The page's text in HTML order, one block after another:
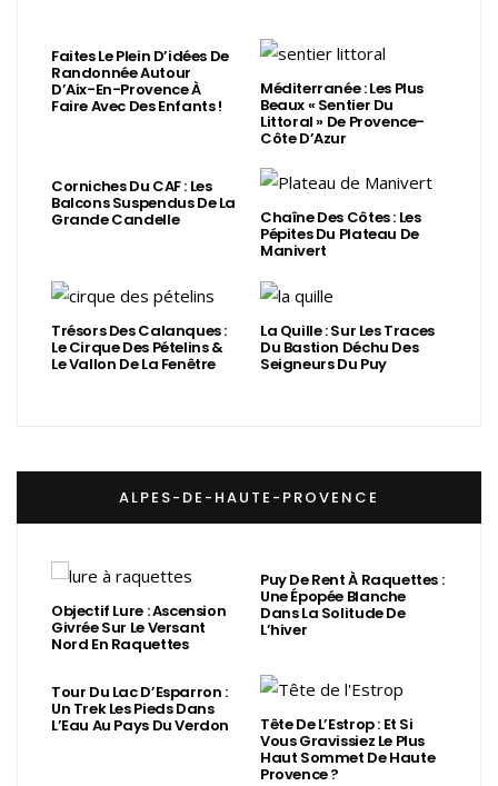
Faites Le Plein D’idées De
Randonnée Autour
D’Aix-En-Provence À
Faire Avec Des Enfants !
Méditerranée : Les Plus
Beaux « Sentier Du
Littoral » De Provence-
Côte D’Azur
Corniches Du CAF : Les
Balcons Suspendus De La
Grande Candelle Chaîne Des Côtes : Les
Pépites Du Plateau De
Manivert
Trésors Des Calanques :
Le Cirque Des Pételins &
Le Vallon De La Fenêtre
La Quille : Sur Les Traces
Du Bastion Déchu Des
Seigneurs Du Puy
ALPES-DE-HAUTE-PROVENCE
Objectif Lure : Ascension
Givrée Sur Le Versant
Nord En Raquettes
Puy De Rent À Raquettes :
Une Épopée Blanche
Dans La Solitude De
L’hiver
Tour Du Lac D’Esparron :
Un Trek Les Pieds Dans
L’Eau Au Pays Du Verdon Tête De L’Estrop : Et Si
Vous Gravissiez Le Plus
Haut Sommet De Haute
Provence ?